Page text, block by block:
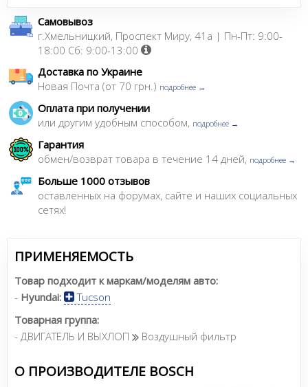
Самовывоз
г.Хмельницкий, Проспект Миру, 41а | Пн-Пт: 9:00-
18:00 Сб: 9:00-13:00
Доставка по Украине
Новая Почта (от 70 грн.) подробнее →
Оплата при получении
или другим удобным способом, подробнее →
Гарантия
обмен/возврат товара в течение 14 дней, подробнее →
Больше 1000 отзывов
оставленных на форумах, сайте и наших социальных
сетях!
ПРИМЕНЯЕМОСТЬ
Товар подходит к маркам/моделям авто:
- Hyundai:
Tucson
Товарная группа:
- ДВИГАТЕЛЬ И ВЫХЛОП
Воздушный фильтр
О ПРОИЗВОДИТЕЛЕ BOSCH